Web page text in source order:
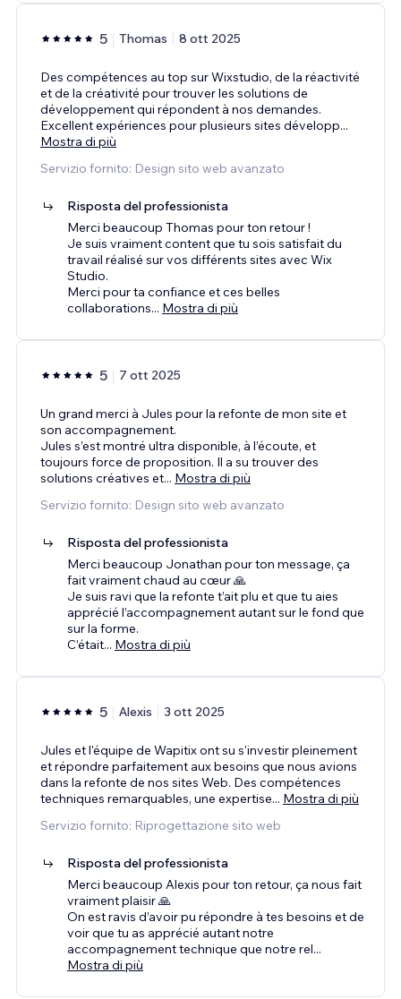
5 Thomas 8 ott 2025
Des compétences au top sur Wixstudio, de la réactivité
et de la créativité pour trouver les solutions de
développement qui répondent à nos demandes.
Excellent expériences pour plusieurs sites développ...
Mostra di più
Servizio fornito: Design sito web avanzato
Risposta del professionista
Merci beaucoup Thomas pour ton retour !
Je suis vraiment content que tu sois satisfait du
travail réalisé sur vos différents sites avec Wix
Studio.
Merci pour ta confiance et ces belles
collaborations... Mostra di più
5 7 ott 2025
Un grand merci à Jules pour la refonte de mon site et
son accompagnement.
Jules s’est montré ultra disponible, à l’écoute, et
toujours force de proposition. Il a su trouver des
solutions créatives et... Mostra di più
Servizio fornito: Design sito web avanzato
Risposta del professionista
Merci beaucoup Jonathan pour ton message, ça
fait vraiment chaud au cœur 🙏
Je suis ravi que la refonte t’ait plu et que tu aies
apprécié l’accompagnement autant sur le fond que
sur la forme.
C’était... Mostra di più
5 Alexis 3 ott 2025
Jules et l'équipe de Wapitix ont su s'investir pleinement
et répondre parfaitement aux besoins que nous avions
dans la refonte de nos sites Web. Des compétences
techniques remarquables, une expertise... Mostra di più
Servizio fornito: Riprogettazione sito web
Risposta del professionista
Merci beaucoup Alexis pour ton retour, ça nous fait
vraiment plaisir 🙏
On est ravis d’avoir pu répondre à tes besoins et de
voir que tu as apprécié autant notre
accompagnement technique que notre rel...
Mostra di più